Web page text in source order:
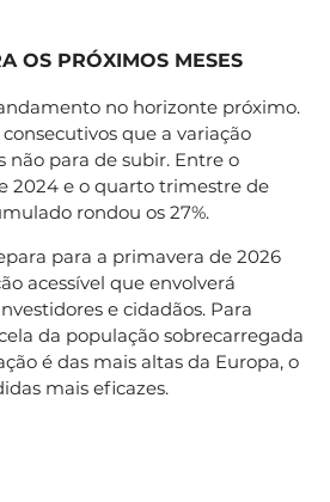
OS PRÓXIMOS MESES
no horizonte próximo.
que a variação
não para de subir. Entre o
2024 e o quarto trimestre de
rondou os 27%.
para a primavera de 2026
acessível que envolverá
e cidadãos. Para
da população sobrecarregada
é das mais altas da Europa, o
mais eficazes.